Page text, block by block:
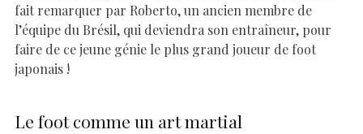
fait remarquer par Roberto, un ancien membre de
l’équipe du Brésil, qui deviendra son entraîneur, pour
faire de ce jeune génie le plus grand joueur de foot
japonais !
Le foot comme un art martial